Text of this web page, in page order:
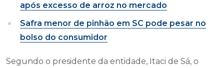
após excesso de arroz no mercado
Safra menor de pinhão em SC pode pesar no
bolso do consumidor
Segundo o presidente da entidade, Itaci de Sá, o